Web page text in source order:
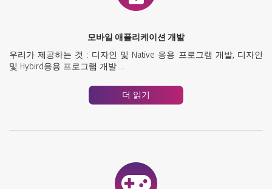
모바일 애플리케이션 개발
우리가 제공하는 것 : 디자인 및 Native 응용 프로그램 개발, 디자인
및 Hybird응용 프로그램 개발 ...
더 읽기